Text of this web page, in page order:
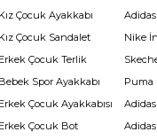
Kız Çocuk Ayakkabı
Kız Çocuk Sandalet
Erkek Çocuk Terlik
Bebek Spor Ayakkabı
Erkek Çocuk Ayakkabısı
Erkek Çocuk Bot
Nike
Puma